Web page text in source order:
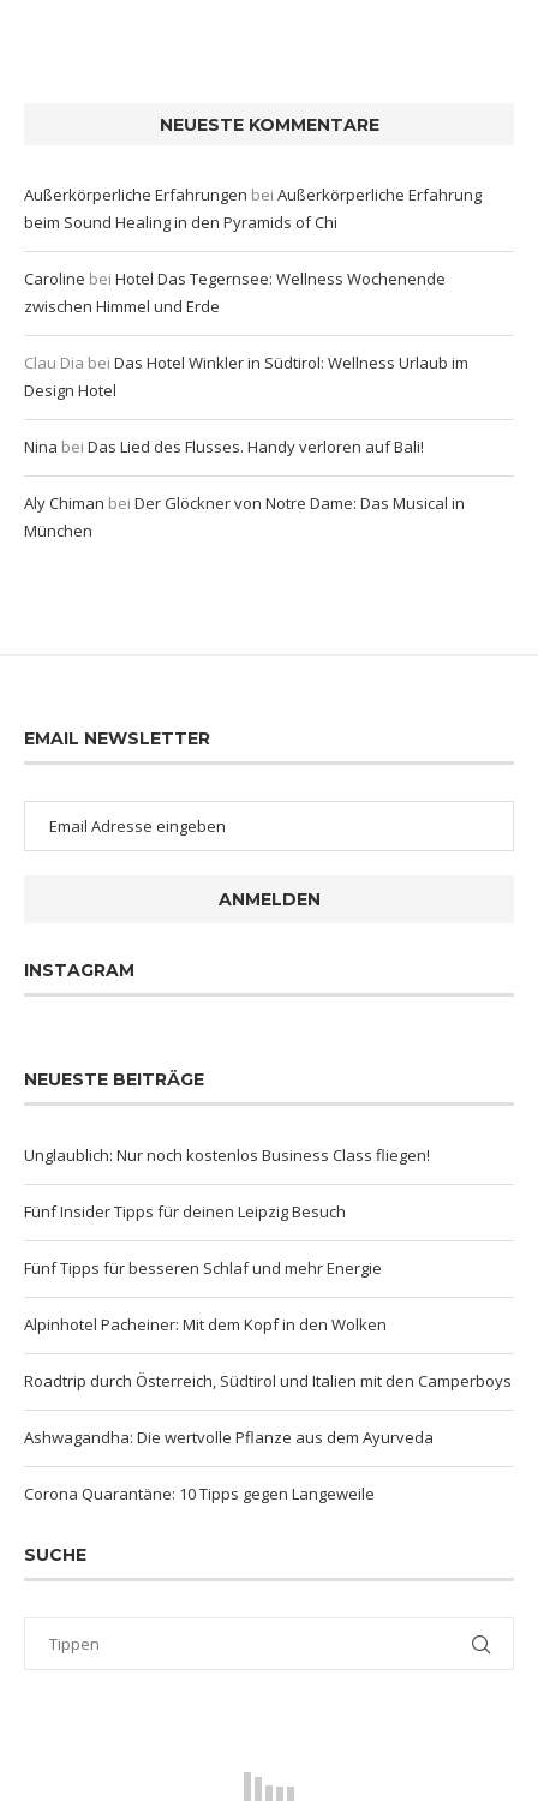
NEUESTE KOMMENTARE
Außerkörperliche Erfahrungen bei Außerkörperliche Erfahrung
beim Sound Healing in den Pyramids of Chi
Caroline bei Hotel Das Tegernsee: Wellness Wochenende
zwischen Himmel und Erde
Clau Dia bei Das Hotel Winkler in Südtirol: Wellness Urlaub im
Design Hotel
Nina bei Das Lied des Flusses. Handy verloren auf Bali!
Aly Chiman bei Der Glöckner von Notre Dame: Das Musical in
München
EMAIL NEWSLETTER
ANMELDEN
INSTAGRAM
NEUESTE BEITRÄGE
Unglaublich: Nur noch kostenlos Business Class fliegen!
Fünf Insider Tipps für deinen Leipzig Besuch
Fünf Tipps für besseren Schlaf und mehr Energie
Alpinhotel Pacheiner: Mit dem Kopf in den Wolken
Roadtrip durch Österreich, Südtirol und Italien mit den Camperboys
Ashwagandha: Die wertvolle Pflanze aus dem Ayurveda
Corona Quarantäne: 10 Tipps gegen Langeweile
SUCHE